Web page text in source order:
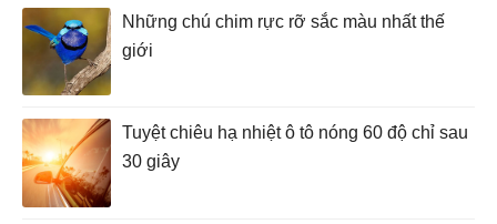
Những chú chim rực rỡ sắc màu nhất thế
giới
Tuyệt chiêu hạ nhiệt ô tô nóng 60 độ chỉ sau
30 giây